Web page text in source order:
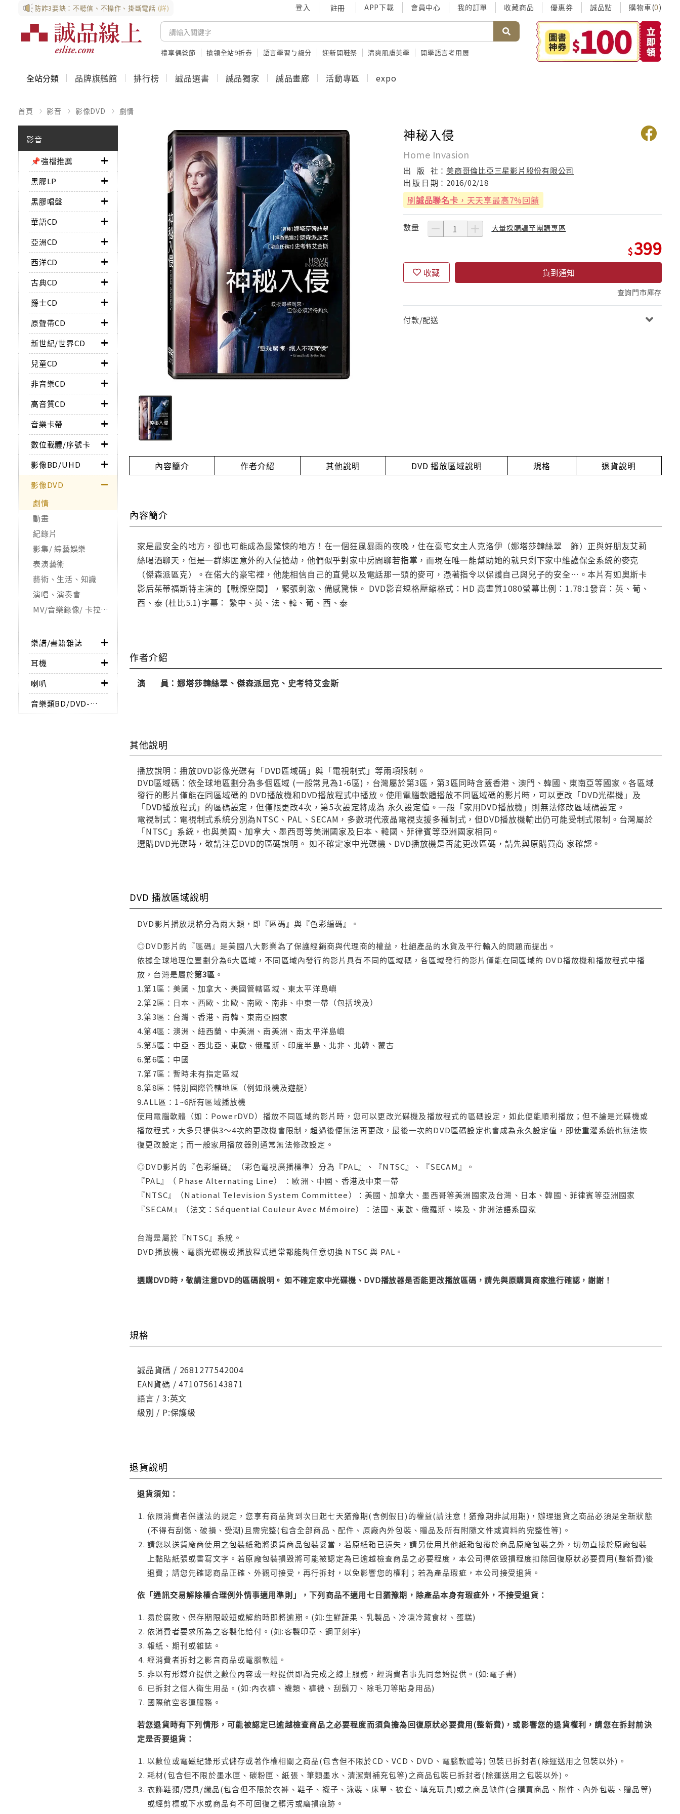
防詐3要訣：不聽信、不操作、掛斷電話 (詳) 登入 註冊 APP下載 會員中心 我的訂單 收藏商品 優惠券 誠品點 購物車(0)
禮享偶爸節 搶領全站9折券 語言學習ㄅ級分 迎新開鞋祭 清爽肌膚美學 開學語言考用展
全站分類 品牌旗艦館 排行榜 誠品選書 誠品獨家 誠品畫廊 活動專區 expo
首頁 影音 影像DVD 劇情
影音
📌強檔推薦
黑膠LP
黑膠唱盤
華語CD
亞洲CD
西洋CD
古典CD
爵士CD
原聲帶CD
新世紀/世界CD
兒童CD
非音樂CD
高音質CD
音樂卡帶
數位載體/序號卡
影像BD/UHD
影像DVD
劇情
動畫
紀錄片
影集/ 綜藝娛樂
表演藝術
藝術、生活、知識
演唱、演奏會
MV/音樂錄像/ 卡拉OK
樂譜/書籍雜誌
耳機
喇叭
音樂類BD/DVD-AUDIO
神秘入侵
Home Invasion
出 版 社：美商哥倫比亞三星影片股份有限公司
出 版 日 期： 2016/02/18
刷誠品聯名卡 ，天天享最高7%回饋
數量 大量採購請至團購專區
399
收藏 貨到通知
查詢門市庫存
付款/配送
內容簡介 作者介紹 其他說明 DVD 播放區域說明 規格 退貨說明
內容簡介
家是最安全的地方，卻也可能成為最驚悚的地方！在一個狂風暴雨的夜晚，住在豪宅女主人克洛伊（娜塔莎韓絲翠 飾）正與好朋友艾莉
絲喝酒聊天，但是一群綁匪意外的入侵搶劫，他們似乎對家中房間聊若指掌，而現在唯一能幫助她的就只剩下家中維護保全系統的麥克
（傑森派區克）。在偌大的豪宅裡，他能相信自己的直覺以及電話那一頭的麥可，憑著指令以保護自己與兒子的安全…。本片有如奧斯卡
影后茱蒂福斯特主演的【戰慄空間】，緊張刺激、備感驚悚。 DVD影音規格壓縮格式：HD 高畫質1080螢幕比例：1.78:1發音：英、葡、
西、泰 (杜比5.1)字幕： 繁中、英、法、韓、葡、西、泰
作者介紹
演 員：娜塔莎韓絲翠、傑森派屈克、史考特艾金斯
其他說明
播放說明：播放DVD影像光碟有「DVD區域碼」與「電視制式」等兩項限制。
DVD區域碼：依全球地區劃分為多個區域 (一般常見為1-6區)，台灣屬於第3區，第3區同時含蓋香港、澳門、韓國、東南亞等國家。各區域
發行的影片僅能在同區域碼的 DVD播放機和DVD播放程式中播放。使用電腦軟體播放不同區域碼的影片時，可以更改「DVD光碟機」及
「DVD播放程式」的區碼設定，但僅限更改4次，第5次設定將成為 永久設定值。一般「家用DVD播放機」則無法修改區域碼設定。
電視制式：電視制式系統分別為NTSC、PAL、SECAM，多數現代液晶電視支援多種制式，但DVD播放機輸出仍可能受制式限制。台灣屬於
「NTSC」系統，也與美國、加拿大、墨西哥等美洲國家及日本、韓國、菲律賓等亞洲國家相同。
選購DVD光碟時，敬請注意DVD的區碼說明。 如不確定家中光碟機、DVD播放機是否能更改區碼，請先與原購買商 家確認。
DVD 播放區域說明
DVD影片播放規格分為兩大類，即『區碼』與『色彩編碼』。
◎DVD影片的『區碼』是美國八大影業為了保護經銷商與代理商的權益，杜絕產品的水貨及平行輸入的問題而提出。
依據全球地理位置劃分為6大區域，不同區域內發行的影片具有不同的區域碼，各區域發行的影片僅能在同區域的 DVD播放機和播放程式中播
放，台灣是屬於第3區 。
1.第1區：美國、加拿大、美國管轄區域、東太平洋島嶼
2.第2區：日本、西歐、北歐、南歐、南非、中東一帶（包括埃及）
3.第3區：台灣、香港、南韓、東南亞國家
4.第4區：澳洲、紐西蘭、中美洲、南美洲、南太平洋島嶼
5.第5區：中亞、西北亞、東歐、俄羅斯、印度半島、北非、北韓、蒙古
6.第6區：中國
7.第7區：暫時未有指定區域
8.第8區：特別國際管轄地區（例如飛機及遊艇）
9.ALL區：1~6所有區域播放機
使用電腦軟體（如：PowerDVD）播放不同區域的影片時，您可以更改光碟機及播放程式的區碼設定，如此便能順利播放；但不論是光碟機或
播放程式，大多只提供3～4次的更改機會限制，超過後便無法再更改，最後一次的DVD區碼設定也會成為永久設定值，即使重灌系統也無法恢
復更改設定；而一般家用播放器則通常無法修改設定。
◎DVD影片的『色彩編碼』（彩色電視廣播標準）分為『PAL』、『NTSC』、『SECAM』。
『PAL』（ Phase Alternating Line） ：歐洲、中國、香港及中東一帶
『NTSC』（National Television System Committee）：美國、加拿大、墨西哥等美洲國家及台灣、日本、韓國、菲律賓等亞洲國家
『SECAM』（法文：Séquential Couleur Avec Mémoire）：法國、東歐、俄羅斯、埃及、非洲法語系國家
台灣是屬於『NTSC』系統。
DVD播放機、電腦光碟機或播放程式通常都能夠任意切換 NTSC 與 PAL。
選購DVD時，敬請注意DVD的區碼說明。 如不確定家中光碟機、DVD播放器是否能更改播放區碼，請先與原購買商家進行確認，謝謝！
規格
誠品貨碼 / 2681277542004
EAN貨碼 / 4710756143871
語言 / 3:英文
級別 / P:保護級
退貨說明
退貨須知：
依照消費者保護法的規定，您享有商品貨到次日起七天猶豫期(含例假日)的權益(請注意！猶豫期非試用期)，辦理退貨之商品必須是全新狀態
(不得有刮傷、破損、受潮)且需完整(包含全部商品、配件、原廠內外包裝、贈品及所有附隨文件或資料的完整性等)。
請您以送貨廠商使用之包裝紙箱將退貨商品包裝妥當，若原紙箱已遺失，請另使用其他紙箱包覆於商品原廠包裝之外，切勿直接於原廠包裝
上黏貼紙張或書寫文字。若原廠包裝損毀將可能被認定為已逾越檢查商品之必要程度，本公司得依毀損程度扣除回復原狀必要費用(整新費)後
退費；請您先確認商品正確、外觀可接受，再行拆封，以免影響您的權利；若為產品瑕疵，本公司接受退貨。
依「通訊交易解除權合理例外情事適用準則」，下列商品不適用七日猶豫期，除產品本身有瑕疵外，不接受退貨：
易於腐敗、保存期限較短或解約時即將逾期。(如:生鮮蔬果、乳製品、冷凍冷藏食材、蛋糕)
依消費者要求所為之客製化給付。(如:客製印章、鋼筆刻字)
報紙、期刊或雜誌。
經消費者拆封之影音商品或電腦軟體。
非以有形媒介提供之數位內容或一經提供即為完成之線上服務，經消費者事先同意始提供。(如:電子書)
已拆封之個人衛生用品。(如:內衣褲、襪類、褲襪、刮鬍刀、除毛刀等貼身用品)
國際航空客運服務。
若您退貨時有下列情形，可能被認定已逾越檢查商品之必要程度而須負擔為回復原狀必要費用(整新費)，或影響您的退貨權利，請您在拆封前決
定是否要退貨：
以數位或電磁紀錄形式儲存或著作權相關之商品(包含但不限於CD、VCD、DVD、電腦軟體等) 包裝已拆封者(除運送用之包裝以外)。
耗材(包含但不限於墨水匣、碳粉匣、紙張、筆類墨水、清潔劑補充包等)之商品包裝已拆封者(除運送用之包裝以外)。
衣飾鞋類/寢具/織品(包含但不限於衣褲、鞋子、襪子、泳裝、床單、被套、填充玩具)或之商品缺件(含購買商品、附件、內外包裝、贈品等)
或經剪標或下水或商品有不可回復之髒污或磨損痕跡。